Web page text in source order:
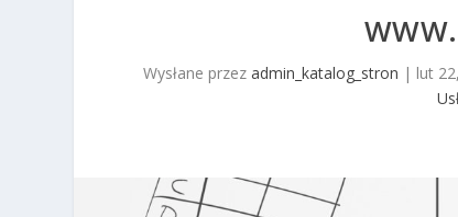
Wysłane przezadmin_katalog_stron | lut